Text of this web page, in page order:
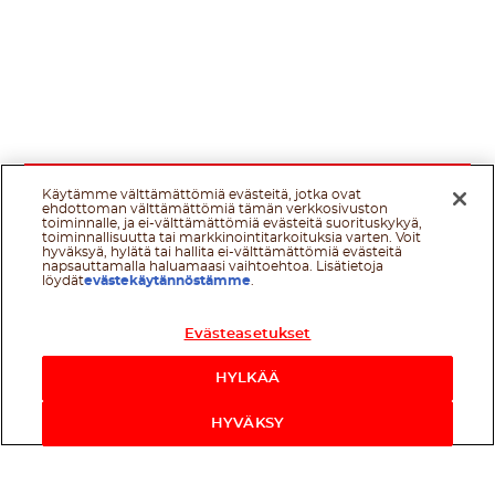
Käytämme välttämättömiä evästeitä, jotka ovat
ehdottoman välttämättömiä tämän verkkosivuston
toiminnalle, ja ei-välttämättömiä evästeitä suorituskykyä,
toiminnallisuutta tai markkinointitarkoituksia varten. Voit
hyväksyä, hylätä tai hallita ei-välttämättömiä evästeitä
napsauttamalla haluamaasi vaihtoehtoa. Lisätietoja
löydätevästekäytännöstämme
Evästeasetukset
HYLKÄÄ
HYVÄKSY